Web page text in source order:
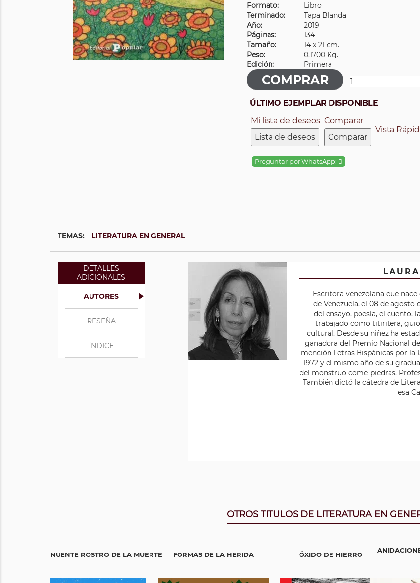
Formato:
Libro
Terminado:
Tapa Blanda
Año:
2019
Páginas:
134
Tamaño:
14 x 21 cm.
Peso:
0.1700 Kg.
Edición:
Primera
ÚLTIMO EJEMPLAR DISPONIBLE
Mi lista de deseos
Lista de deseos
Comparar
Comparar
Vista
Preguntar por WhatsApp:
TEMAS: LITERATURA EN GENERAL
DETALLES
ADICIONALES
AUTORES
RESEÑA
ÍNDICE
Escritora venezolana que
de Venezuela, el 08 de agosto
del ensayo, poesía, el cuento,
trabajado como titiritera,
cultural. Desde su niñez ha
ganadora del Premio Nacional
mención Letras Hispánicas por la
1972 y el mismo año de su
del monstruo come-piedras.
También dictó la cátedra de
esa
PEDRO EMILIO COLL
(Caracas, 12 de julio de 1872 – misma ciudad, 30 de marzo de
periodista escritor, ensayista, político y diplomático
la revista Cosmópolis. Se le reconoce como uno de los
del modernismo literario de Venezuela. Fue cónsul de
Southampton entre 1897 y 1899 donde aprovechó para
Mercure de France encargándose de la sección Letras
1911 se le incorporó como Individuo de Número de la
en 1934 ingresó como Individuo de Número de la Academia
Historia. Contribuyó junto a Luis Manuel Urbaneja
incorporación del modernismo en la literatura venezolana.
fue colaborador de El Cojo ilustrado donde publicó una serie
tercera recopilación de ensayos, esta vez de carácter
publicada en forma póstuma su obra El paso errante, la cual
Ver todos los titulos de este autor
OTROS TITULOS DE LITERATURA EN
EL RENUENTE ROSTRO DE LA MUERTE FORMAS DE LA HERIDA ÓXIDO DE HIERRO